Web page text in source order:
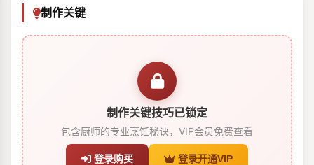
制作关键
制作关键技巧已锁定
包含厨师的专业烹饪秘诀，VIP会员免费查看
登录购买 登录开通VIP